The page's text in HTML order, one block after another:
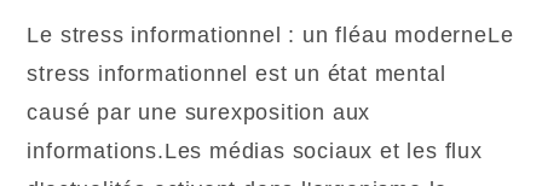
publication :
Le stress informationnel : un fléau moderneLe
stress informationnel est un état mental
causé par une surexposition aux
informations.Les médias sociaux et les flux